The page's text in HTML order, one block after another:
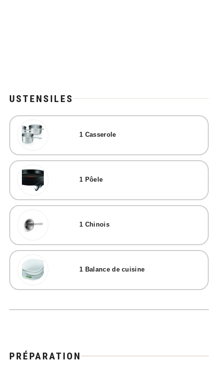
USTENSILES
1 Casserole
1 Pôele
1 Chinois
1 Balance de cuisine
PRÉPARATION